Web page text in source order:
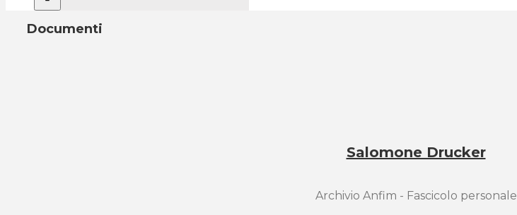
Documenti
Salomone Drucker
Archivio Anfim - Fascicolo personale